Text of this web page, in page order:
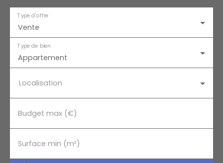
Vente
Type d'offre
Appartement
Type de bien
Localisation
Budget max (€)
Surface min (m²)